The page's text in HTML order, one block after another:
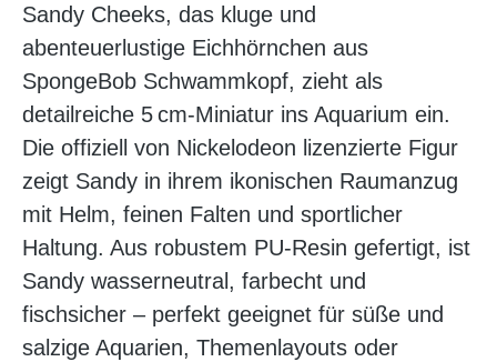
Sandy Cheeks, das kluge und
abenteuerlustige Eichhörnchen aus
SpongeBob Schwammkopf, zieht als
detailreiche 5 cm-Miniatur ins Aquarium ein.
Die offiziell von Nickelodeon lizenzierte Figur
zeigt Sandy in ihrem ikonischen Raumanzug
mit Helm, feinen Falten und sportlicher
Haltung. Aus robustem PU‑Resin gefertigt, ist
Sandy wasserneutral, farbecht und
fischsicher – perfekt geeignet für süße und
salzige Aquarien, Themenlayouts oder